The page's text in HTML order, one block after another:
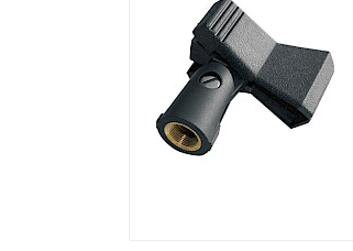
Toetsinstrumenten
Pro Audio
Kabels
Snaren